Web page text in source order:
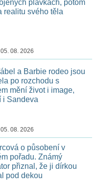
plavkách, potom
realitu svého těla
08. 2026
a Barbie rodeo jsou
po rozchodu s
mění život i image,
i Sandeva
08. 2026
o působení v
pořadu. Známý
přiznal, že ji dírkou
pod dekou